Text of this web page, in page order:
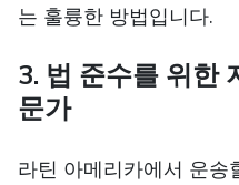
는 훌륭한 방법입니다.
3. 법 준수를 위한
문가
라틴 아메리카에서 운송